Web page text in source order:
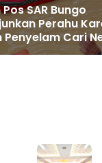
SAR Bungo
Perahu
Penyelam Cari
yang